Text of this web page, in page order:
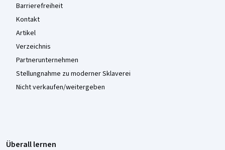
Barrierefreiheit
Kontakt
Artikel
Verzeichnis
Partnerunternehmen
Stellungnahme zu moderner Sklaverei
Nicht verkaufen/weitergeben
Überall lernen